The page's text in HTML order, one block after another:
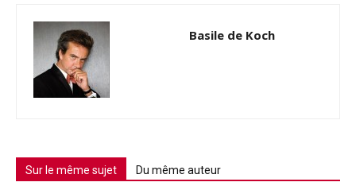
Basile de Koch
Sur le même sujet Du même auteur